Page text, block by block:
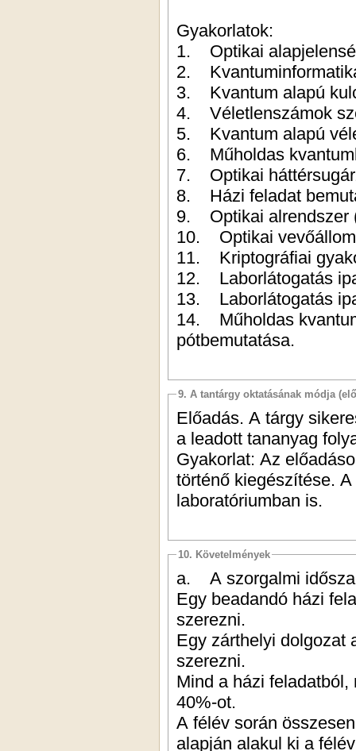
Gyakorlatok:
1. Optikai
2.
3. Kvantum alapú
4. Véletlenszámok
5. Kvantum alapú
6. Műholdas
7. Optikai
8. Házi feladat
9. Optikai alrendszer
10. Optikai
11. Kriptográfiai
12. Laborlátogatás
13. Laborlátogatás
14. Műholdas
pótbemutatása.
9. A tantárgy oktatásának módja
Előadás. A tárgy
a leadott tananyag
Gyakorlat: Az
történő kiegészítése.
laboratóriumban is.
10. Követelmények
a. A szorgalmi
Egy beadandó házi
szerezni.
Egy zárthelyi dolgozat
szerezni.
Mind a házi
40%-ot.
A félév során
alapján alakul ki a